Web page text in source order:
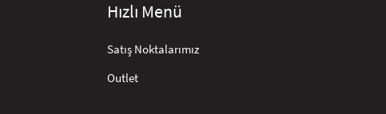
Hızlı Menü
Satış Noktalarımız
Outlet